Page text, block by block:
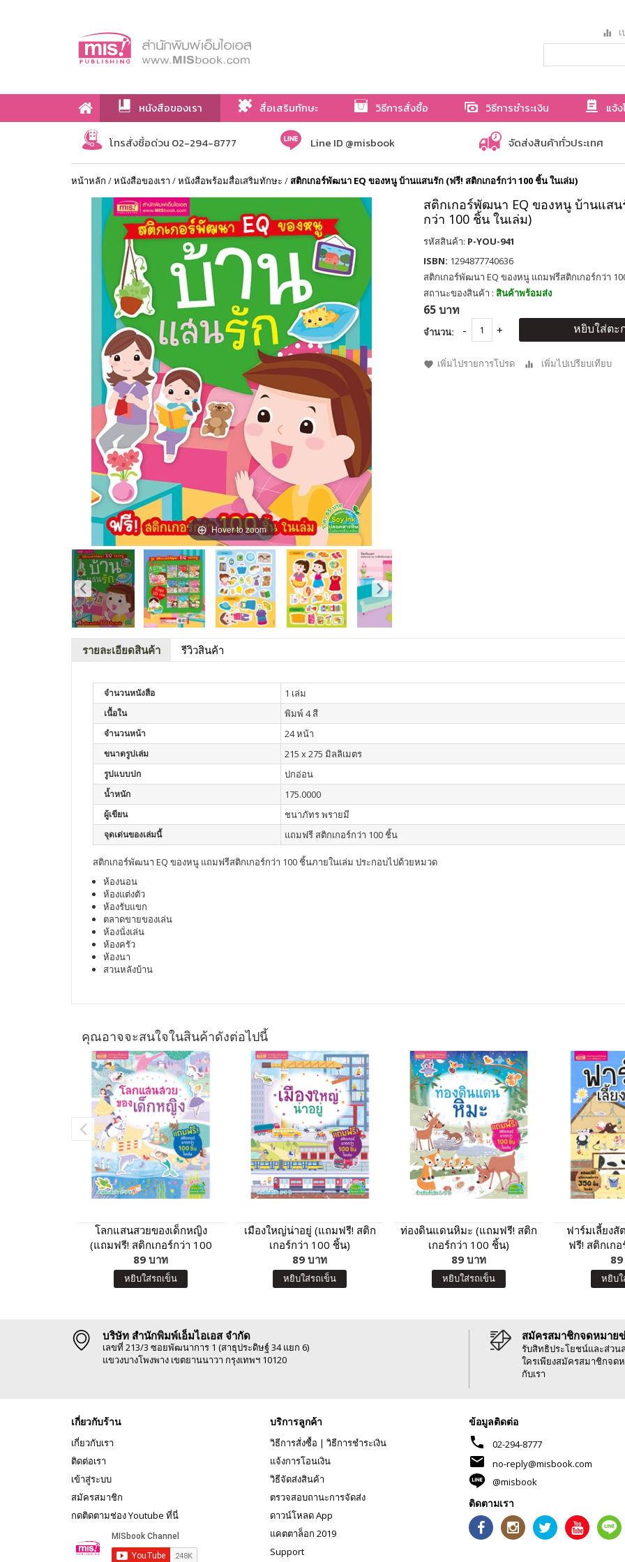
หนังสือของเรา สื่อเสริมทักษะ วิธีการสั่งซื้อ วิธีการชำระเงิน แจ้
เกี่ยวกับเรา
โทรสั่งซื้อด่วน 02-294-8777 Line ID @misbook จัดส่งสินค้าทั่วประเทศ
หน้าหลัก /หนังสือของเรา /หนังสือพร้อมสื่อเสริมทักษะ /สติกเกอร์พัฒนา EQ ของหนู บ้านแสนรัก (ฟรี! สติกเกอร์กว่า 100 ชิ้น ในเล่ม)
Hover to zoom
สติกเกอร์พัฒนา EQ ของหนู บ้านแสน
กว่า 100 ชิ้น ในเล่ม)
รหัสสินค้า: P-YOU-941
ISBN: 1294877740636
สติกเกอร์พัฒนา EQ ของหนู แถมฟรีสติกเกอร์กว่า
สถานะของสินค้า : สินค้าพร้อมส่ง
65 บาท
จำนวน: หยิบใส่ตะ
เพิ่มไปรายการโปรด เพิ่มไปเปรียบเทียบ
รายละเอียดสินค้า รีวิวสินค้า
จำนวนหนังสือ 1 เล่ม
เนื้อใน พิมพ์ 4 สี
จำนวนหน้า 24 หน้า
ขนาดรูปเล่ม 215 x 275 มิลลิเมตร
รูปแบบปก ปกอ่อน
น้ำหนัก 175.0000
ผู้เขียน ชนาภัทร พรายมี
จุดเด่นของเล่มนี้ แถมฟรี สติกเกอร์กว่า 100 ชิ้น
สติกเกอร์พัฒนา EQ ของหนู แถมฟรีสติกเกอร์กว่า 100 ชิ้นภายในเล่ม ประกอบไปด้วยหมวด
ห้องนอน
ห้องแต่งตัว
ห้องรับแขก
ตลาดขายของเล่น
ห้องนั่งเล่น
ห้องครัว
ห้องนา
สวนหลังบ้าน
คุณอาจจะสนใจในสินค้าดังต่อไปนี้
โลกแสนสวยของเด็กหญิง
(แถมฟรี! สติกเกอร์กว่า 100
ชิ้น)
89 บาท
หยิบใส่รถเข็น
เมืองใหญ่น่าอยู่ (แถมฟรี! สติก
เกอร์กว่า 100 ชิ้น)
89 บาท
หยิบใส่รถเข็น
ท่องดินแดนหิมะ (แถมฟรี! สติก
เกอร์กว่า 100 ชิ้น)
89 บาท
หยิบใส่รถเข็น
ฟาร์มเลี้ยงสั
ฟรี! สติกเก
หยิบใ
บริษัท สำนักพิมพ์เอ็มไอเอส จำกัด
เลขที่ 213/3 ซอยพัฒนาการ 1 (สาธุประดิษฐ์ 34 แยก 6)
แขวงบางโพงพาง เขตยานนาวา กรุงเทพฯ 10120
สมัครสมาชิกจดหมาย
รับสิทธิประโยชน์และส่วน
ใครเพียงสมัครสมาชิกจด
กับเรา
เกี่ยวกับร้าน
เกี่ยวกับเรา
ติดต่อเรา
เข้าสู่ระบบ
สมัครสมาชิก
กดติดตามช่อง Youtube ที่นี่
บริการลูกค้า
วิธีการสั่งซื้อ | วิธีการชำระเงิน
แจ้งการโอนเงิน
วิธีจัดส่งสินค้า
ตรวจสอบถานะการจัดส่ง
ดาวน์โหลด App
แคตตาล็อก 2019
Support
ข้อมูลติดต่อ
phone 02-294-8777
mail
no-reply@misbook.com
@misbook
ติดตามเรา